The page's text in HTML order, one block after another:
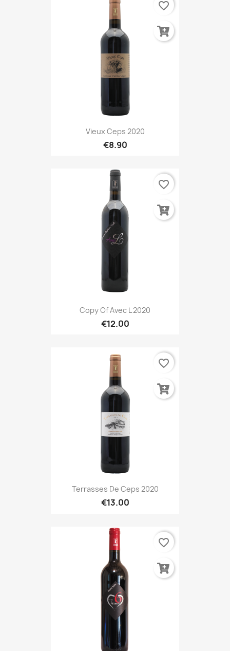
Vieux Ceps 2020
€8.90
favorite_border
Copy Of Avec L 2020
€12.00
favorite_border
Terrasses De Ceps 2020
€13.00
favorite_border
favorite_border